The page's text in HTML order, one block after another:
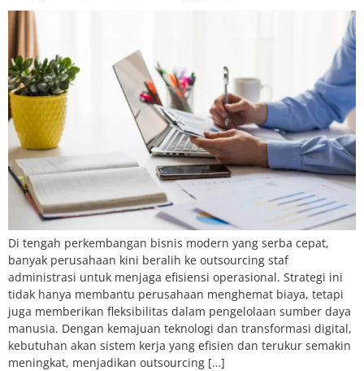
Di tengah perkembangan bisnis modern yang serba cepat,
banyak perusahaan kini beralih ke outsourcing staf
administrasi untuk menjaga efisiensi operasional. Strategi ini
tidak hanya membantu perusahaan menghemat biaya, tetapi
juga memberikan fleksibilitas dalam pengelolaan sumber daya
manusia. Dengan kemajuan teknologi dan transformasi digital,
kebutuhan akan sistem kerja yang efisien dan terukur semakin
meningkat, menjadikan outsourcing […]